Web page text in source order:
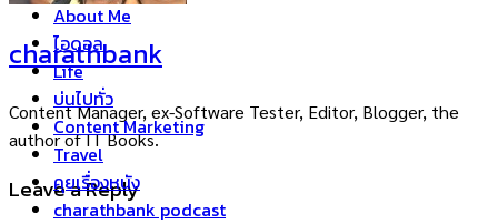
About Me
ไอดอล
Life
บ่นไปทั่ว
Content Marketing
Travel
คุยเรื่องหนัง
charathbank podcast
charathbank
Content Manager, ex-Software Tester, Editor, Blogger, the
author of IT Books.
Leave a Reply